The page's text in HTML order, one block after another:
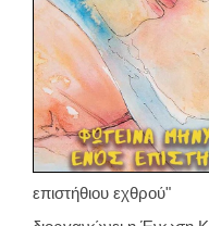
επιστήθιου εχθρού"